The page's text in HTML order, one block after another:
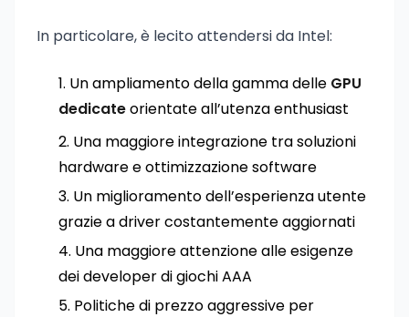
In particolare, è lecito attendersi da Intel:
Un ampliamento della gamma delle GPU
dedicateorientate all’utenza enthusiast
Una maggiore integrazione tra soluzioni
hardware e ottimizzazione software
Un miglioramento dell’esperienza utente
grazie a driver costantemente aggiornati
Una maggiore attenzione alle esigenze
dei developer di giochi AAA
Politiche di prezzo aggressive per